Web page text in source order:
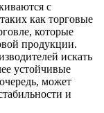
с
как торговые
которые
продукции.
искать
устойчивые
может
и